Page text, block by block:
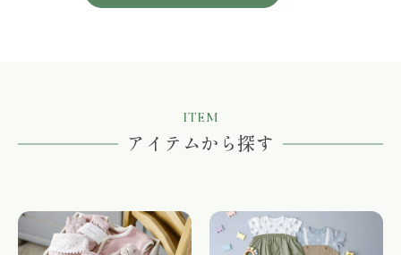
ITEM
アイテムから探す